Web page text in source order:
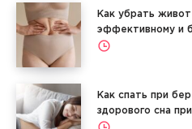
Как убрать
эффективному и
Как спать при
здорового сна